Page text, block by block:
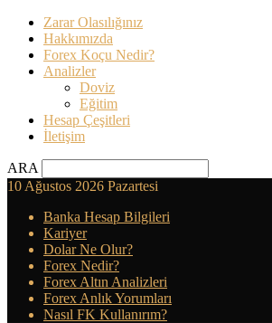
Zarar Olasılığınız
Hakkımızda
Forex Koçu Nedir?
Analizler
Doviz
Eğitim
Hesap Çeşitleri
İletişim
ARA
10 Ağustos 2026 Pazartesi
Banka Hesap Bilgileri
Kariyer
Dolar Ne Olur?
Forex Nedir?
Forex Altın Analizleri
Forex Anlık Yorumları
Nasıl FK Kullanırım?